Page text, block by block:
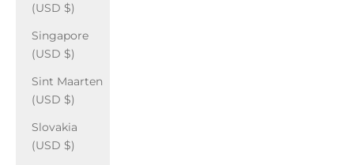
(USD $)
Singapore
(USD $)
Sint Maarten
(USD $)
Slovakia
(USD $)